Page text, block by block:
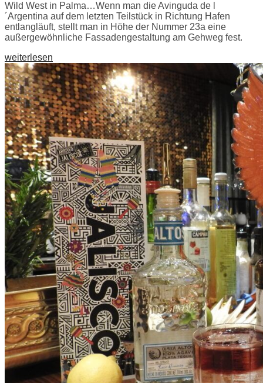
Wild West in Palma…Wenn man die Avinguda de l
´Argentina auf dem letzten Teilstück in Richtung Hafen
entlangläuft, stellt man in Höhe der Nummer 23a eine
außergewöhnliche Fassadengestaltung am Gehweg fest.
weiterlesen